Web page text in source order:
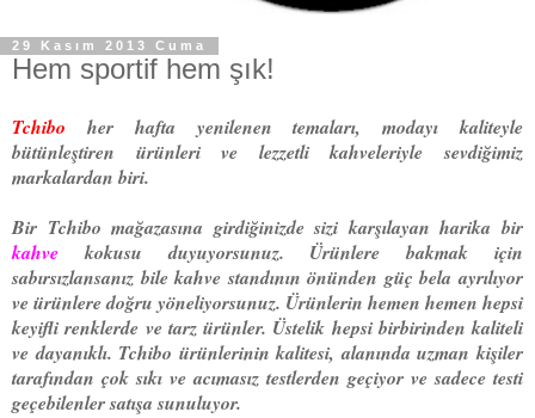
29 Kasım 2013 Cuma
Hem sportif hem şık!
Tchibo
her hafta yenilenen temaları, modayı kaliteyle
bütünleştiren ürünleri ve lezzetli kahveleriyle sevdiğimiz
markalardan biri.
Bir Tchibo mağazasına girdiğinizde sizi karşılayan harika bir
kahve kokusu duyuyorsunuz. Ürünlere bakmak için
sabırsızlansanız bile kahve standının önünden güç bela ayrılıyor
ve ürünlere doğru yöneliyorsunuz. Ürünlerin hemen hemen hepsi
keyifli renklerde ve tarz ürünler. Üstelik hepsi birbirinden kaliteli
ve dayanıklı. Tchibo ürünlerinin kalitesi, alanında uzman kişiler
tarafından çok sıkı ve acımasız testlerden geçiyor ve sadece testi
geçebilenler satışa sunuluyor.